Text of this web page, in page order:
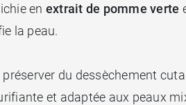
en extrait de pomme verte
la peau.
du dessèchement
et adaptée aux peaux